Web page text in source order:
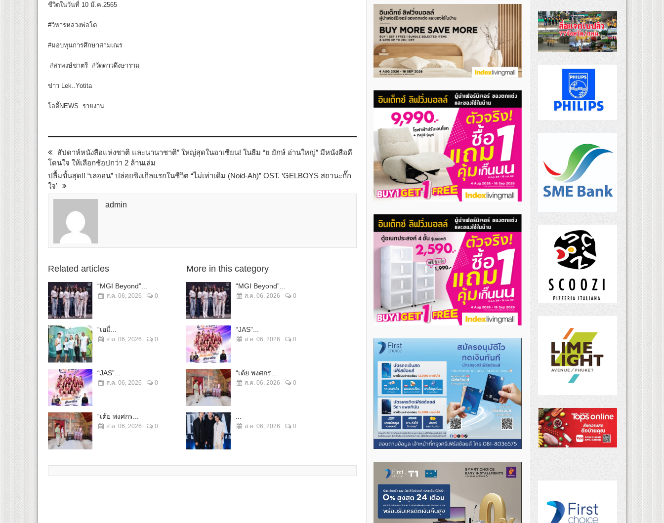
ชีวิตในวันที่ 10 มี.ค.2565
#วิหารหลวงพ่อโต
#มอบทุนการศึกษาสามเณร
#สรพงษ์ชาตรี #วัดดาวดึงษาราม
ข่าว Lek..Yotita
โอดี้NEWS รายงาน
สัปดาห์หนังสือแห่งชาติ และนานาชาติ” ใหญ่สุดในอาเซียน! ในธีม “ย ยักษ์ อ่านใหญ่” มีหนังสือดี
โดนใจ ให้เลือกช้อปกว่า 2 ล้านเล่ม
ปลื้มขั้นสุด!! “เลออน” ปล่อยซิงเกิลแรกในชีวิต “ไม่เท่าเดิม (Noid-Ah)” OST. ‘GELBOYS สถานะกั๊ก
ใจ’
admin
Related articles
“MGI Beyond”...
ส.ค. 06, 2026 0
“เอมี่...
ส.ค. 06, 2026 0
“JAS”...
ส.ค. 06, 2026 0
“เต้ย พงศกร...
ส.ค. 06, 2026 0
More in this category
“MGI Beyond”...
ส.ค. 06, 2026 0
“JAS”...
ส.ค. 06, 2026 0
“เต้ย พงศกร...
ส.ค. 06, 2026 0
ส.ค. 06, 2026 0